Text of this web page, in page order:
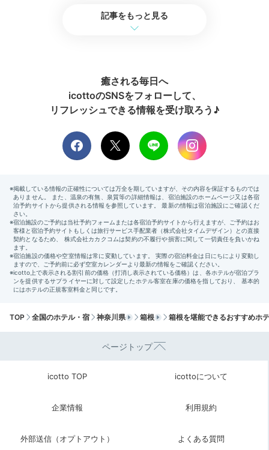
チェックアウトまで
チェックアウトは11時なので、朝食後も時間にゆとりが
あります。ベランダから山々の景色を眺めたり、もう一
度温泉に浸かったり、二度寝したり。のんびり過ごして
みて。
Sightseeing
11:30
「彫刻の森美術館」で
体験型アートを満喫！
記事をもっと見る
癒される毎日へ
icottoのSNSをフォローして、
リフレッシュできる情報を受け取ろう♪
TOP 全国のホテル・宿 神奈川県 箱根 箱根を堪能できるおすすめホ
ページトップ
icotto TOP icottoについて
企業情報 利用規約
外部送信（オプトアウト） よくある質問